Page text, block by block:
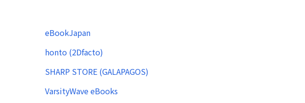
eBookJapan
honto (2Dfacto)
SHARP STORE (GALAPAGOS)
VarsityWave eBooks